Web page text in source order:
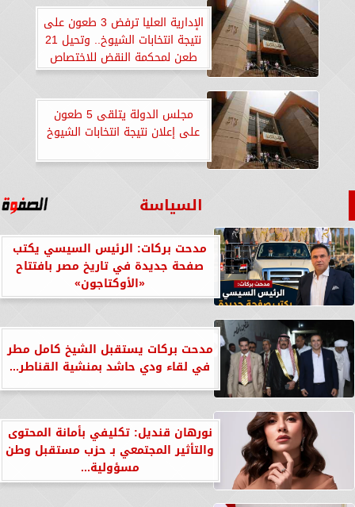
الإدارية العليا ترفض 3 طعون على
نتيجة انتخابات الشيوخ.. وتحيل 21
طعن لمحكمة النقض للاختصاص
مجلس الدولة يتلقى 5 طعون
على إعلان نتيجة انتخابات الشيوخ
السياسة
مدحت بركات: الرئيس السيسي يكتب
صفحة جديدة في تاريخ مصر بافتتاح
«الأوكتاجون»
مدحت بركات يستقبل الشيخ كامل مطر
في لقاء ودي حاشد بمنشية القناطر...
نورهان قنديل: تكليفي بأمانة المحتوى
والتأثير المجتمعي بـ حزب مستقبل وطن
مسؤولية...